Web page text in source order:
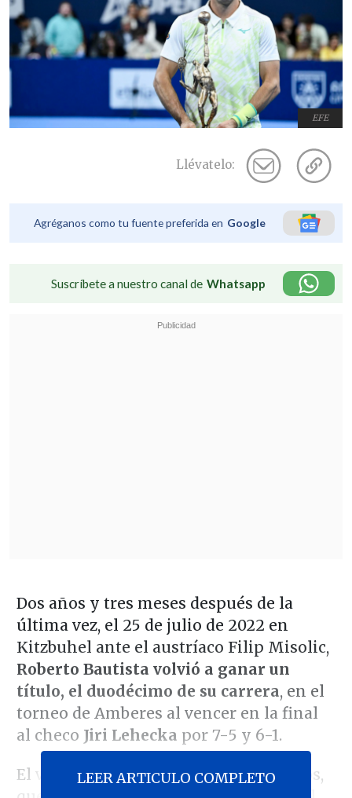
EFE
Llévatelo:
Agréganos como tu fuente preferida en Google
Suscríbete a nuestro canal de Whatsapp
Dos años y tres meses después de la
última vez, el 25 de julio de 2022 en
Kitzbuhel ante el austríaco Filip Misolic,
Roberto Bautista volvió a ganar un
título, el duodécimo de su carrera, en el
torneo de Amberes al vencer en la final
al checo Jiri Lehecka por 7-5 y 6-1.
El veterano jugador español, de 36 años,
LEER ARTICULO COMPLETO